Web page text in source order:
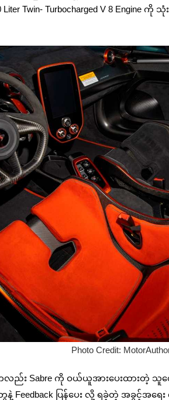
Twin- Turbocharged V 8 Engine
Photo Credit:
Sabre ကို ဝယ်ယူအားပေးထားတဲ့ သူတွေပ
နဲ့ Feedback ပြန်ပေး လို့ ရခဲ့တဲ့ အခွင့်အရ